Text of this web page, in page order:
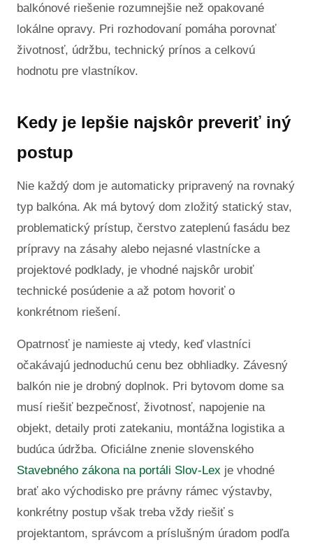
balkónové riešenie rozumnejšie než opakované
lokálne opravy. Pri rozhodovaní pomáha porovnať
životnosť, údržbu, technický prínos a celkovú
hodnotu pre vlastníkov.
Kedy je lepšie najskôr preveriť iný
postup
Nie každý dom je automaticky pripravený na rovnaký
typ balkóna. Ak má bytový dom zložitý statický stav,
problematický prístup, čerstvo zateplenú fasádu bez
prípravy na zásahy alebo nejasné vlastnícke a
projektové podklady, je vhodné najskôr urobiť
technické posúdenie a až potom hovoriť o
konkrétnom riešení.
Opatrnosť je namieste aj vtedy, keď vlastníci
očakávajú jednoduchú cenu bez obhliadky. Závesný
balkón nie je drobný doplnok. Pri bytovom dome sa
musí riešiť bezpečnosť, životnosť, napojenie na
objekt, detaily proti zatekaniu, montážna logistika a
budúca údržba. Oficiálne znenie slovenského
Stavebného zákona na portáli Slov-Lex je vhodné
brať ako východisko pre právny rámec výstavby,
konkrétny postup však treba vždy riešiť s
projektantom, správcom a príslušným úradom podľa